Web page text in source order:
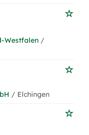
Westfalen /
/ Elchingen